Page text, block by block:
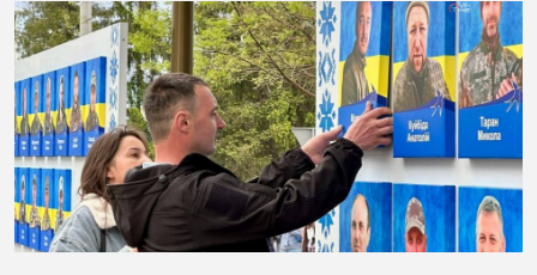
Війна
Новини
Кримінал
Здоров'я
Приватна думка